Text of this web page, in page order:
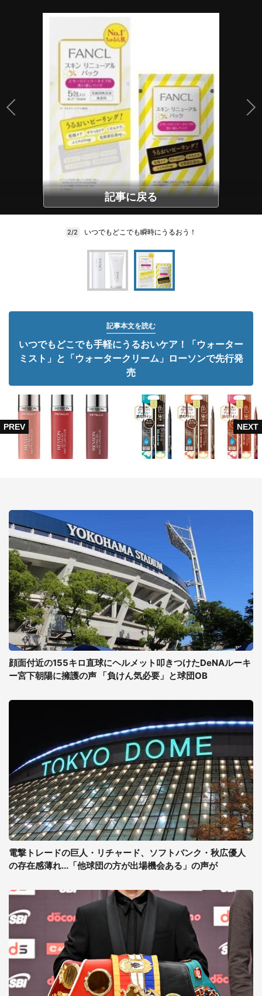
記事に戻る
2/2 いつでもどこでも瞬時にうるおう！
記事本文を読む
いつでもどこでも手軽にうるおいケア！「ウォーター
ミスト」と「ウォータークリーム」ローソンで先行発
売
顔面付近の155キロ直球にヘルメット叩きつけたDeNAルーキ
ー宮下朝陽に擁護の声 「負けん気必要」と球団OB
電撃トレードの巨人・リチャード、ソフトバンク・秋広優人
の存在感薄れ...「他球団の方が出場機会ある」の声が